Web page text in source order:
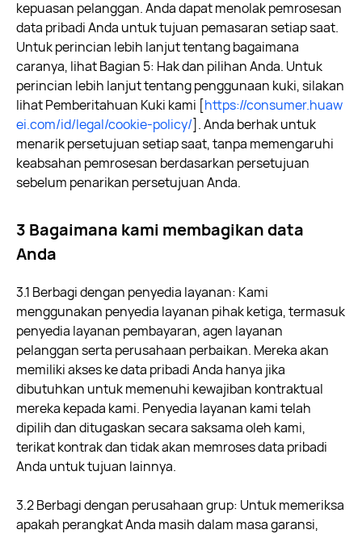
kepuasan pelanggan. Anda dapat menolak pemrosesan
data pribadi Anda untuk tujuan pemasaran setiap saat.
Untuk perincian lebih lanjut tentang bagaimana
caranya, lihat Bagian 5: Hak dan pilihan Anda. Untuk
perincian lebih lanjut tentang penggunaan kuki, silakan
lihat Pemberitahuan Kuki kami [https://consumer.huaw
ei.com/id/legal/cookie-policy/]. Anda berhak untuk
menarik persetujuan setiap saat, tanpa memengaruhi
keabsahan pemrosesan berdasarkan persetujuan
sebelum penarikan persetujuan Anda.
3 Bagaimana kami membagikan data
Anda
3.1 Berbagi dengan penyedia layanan: Kami
menggunakan penyedia layanan pihak ketiga, termasuk
penyedia layanan pembayaran, agen layanan
pelanggan serta perusahaan perbaikan. Mereka akan
memiliki akses ke data pribadi Anda hanya jika
dibutuhkan untuk memenuhi kewajiban kontraktual
mereka kepada kami. Penyedia layanan kami telah
dipilih dan ditugaskan secara saksama oleh kami,
terikat kontrak dan tidak akan memroses data pribadi
Anda untuk tujuan lainnya.
3.2 Berbagi dengan perusahaan grup: Untuk memeriksa
apakah perangkat Anda masih dalam masa garansi,